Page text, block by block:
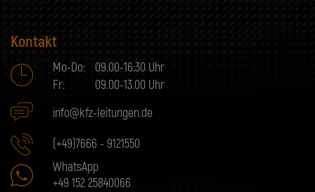
Kontakt
Mo-Do:
09.00-16:30 Uhr
Fr:
09.00-13.00 Uhr
info@kfz-leitungen.de
(+49)7666 - 9121550
WhatsApp
+49 152 25840066